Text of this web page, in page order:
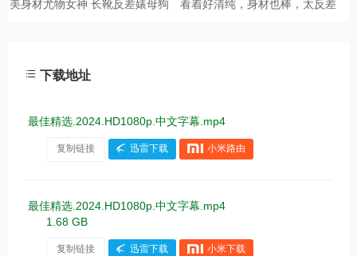
下载地址
最佳精选.2024.HD1080p.中文字幕.mp4
复制链接 迅雷下载 小米路由
最佳精选.2024.HD1080p.中文字幕.mp4
1.68 GB
复制链接 迅雷下载 小米下载